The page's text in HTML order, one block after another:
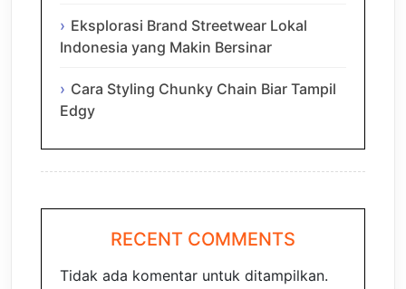
Eksplorasi Brand Streetwear Lokal
Indonesia yang Makin Bersinar
Cara Styling Chunky Chain Biar Tampil
Edgy
RECENT COMMENTS
Tidak ada komentar untuk ditampilkan.